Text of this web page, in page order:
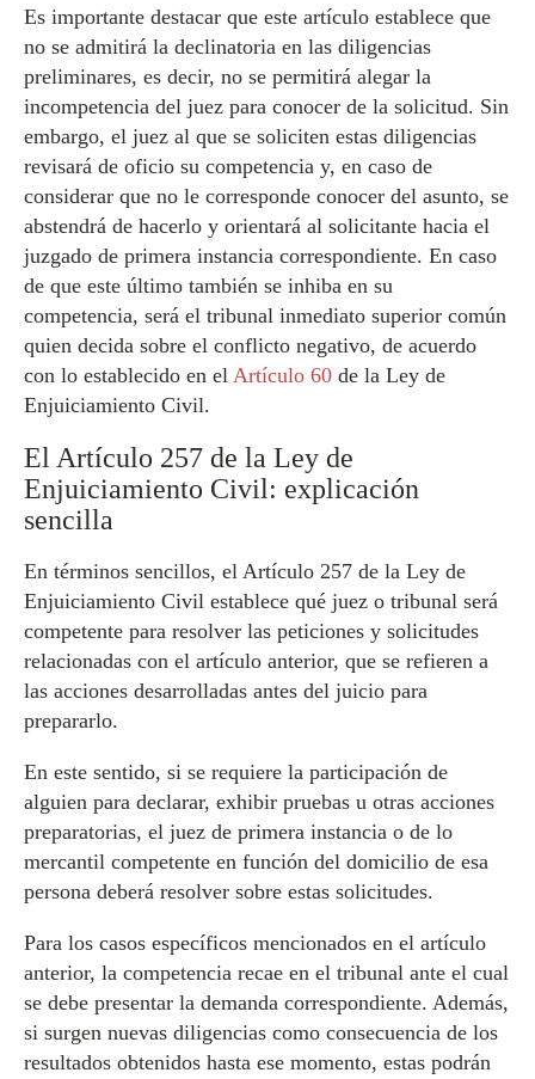
Es importante destacar que este artículo establece que
no se admitirá la declinatoria en las diligencias
preliminares, es decir, no se permitirá alegar la
incompetencia del juez para conocer de la solicitud. Sin
embargo, el juez al que se soliciten estas diligencias
revisará de oficio su competencia y, en caso de
considerar que no le corresponde conocer del asunto, se
abstendrá de hacerlo y orientará al solicitante hacia el
juzgado de primera instancia correspondiente. En caso
de que este último también se inhiba en su
competencia, será el tribunal inmediato superior común
quien decida sobre el conflicto negativo, de acuerdo
con lo establecido en el Artículo 60 de la Ley de
Enjuiciamiento Civil.
El Artículo 257 de la Ley de
Enjuiciamiento Civil: explicación
sencilla
En términos sencillos, el Artículo 257 de la Ley de
Enjuiciamiento Civil establece qué juez o tribunal será
competente para resolver las peticiones y solicitudes
relacionadas con el artículo anterior, que se refieren a
las acciones desarrolladas antes del juicio para
prepararlo.
En este sentido, si se requiere la participación de
alguien para declarar, exhibir pruebas u otras acciones
preparatorias, el juez de primera instancia o de lo
mercantil competente en función del domicilio de esa
persona deberá resolver sobre estas solicitudes.
Para los casos específicos mencionados en el artículo
anterior, la competencia recae en el tribunal ante el cual
se debe presentar la demanda correspondiente. Además,
si surgen nuevas diligencias como consecuencia de los
resultados obtenidos hasta ese momento, estas podrán